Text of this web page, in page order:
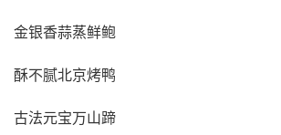
金银香蒜蒸鲜鲍
酥不腻北京烤鸭
古法元宝万山蹄